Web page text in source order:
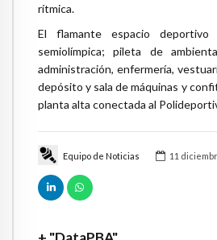
Equipo de Noticias 11
rítmica.
El flamante espacio
semiolímpica; pileta de
administración, enfermería,
depósito y sala de máquinas y
planta alta conectada al